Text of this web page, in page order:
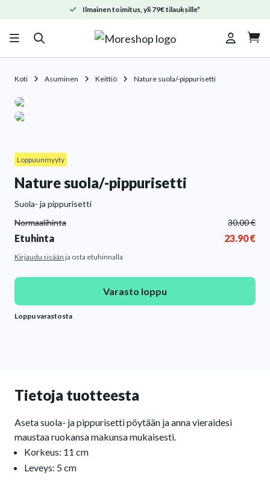
Ilmainen toimitus, yli 79€ tilauksille*

Koti Asuminen Keittiö Nature suola/-pippurisetti
Loppuunmyyty
Nature suola/-pippurisetti
Suola- ja pippurisetti
Normaalihinta
30.00€
Etuhinta 23.90€
Kirjaudu sisään ja osta etuhinnalla
Varasto loppu
Loppu varastosta
Tietoja tuotteesta
Aseta suola- ja pippurisetti pöytään ja anna vieraidesi
maustaa ruokansa makunsa mukaisesti.
Korkeus: 11 cm
Leveys: 5 cm